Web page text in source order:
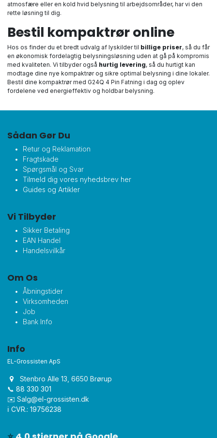
atmosfære eller en kold hvid belysning til arbejdsområder, har vi den
rette løsning til dig.
Bestil kompaktrør online
Hos os finder du et bredt udvalg af lyskilder til billige priser, så du får
en økonomisk fordelagtig belysningsløsning uden at gå på kompromis
med kvaliteten. Vi tilbyder også hurtig levering, så du hurtigt kan
modtage dine nye kompaktrør og sikre optimal belysning i dine lokaler.
Bestil dine kompaktrør med G24Q 4 Pin Fatning i dag og oplev
fordelene ved energieffektiv og holdbar belysning.
Sådan Gør Du
Retur og Reklamation
Fragtskade
Spørgsmål og Svar
Tilmeld dig vores nyhedsbrev her
Guides og Artikler
Vi Tilbyder
Sikker Betaling
EAN Handel
Handelsvilkår
Om Os
Åbningstider
Virksomheden
Job
Bank Info
Info
EL-Grossisten ApS
Stenbro Alle 13, 6650 Brørup
📞 88 330 301
✉️ Salg@el-grossisten.dk​
ℹ️ CVR.: 19756238